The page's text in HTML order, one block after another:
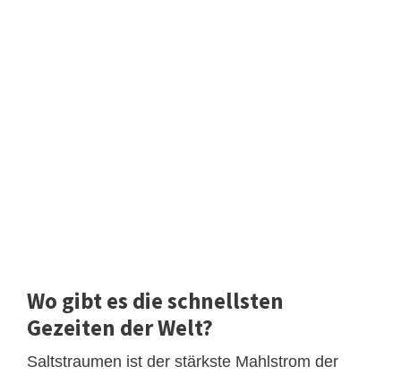
Wo gibt es die schnellsten
Gezeiten der Welt?
Saltstraumen ist der stärkste Mahlstrom der